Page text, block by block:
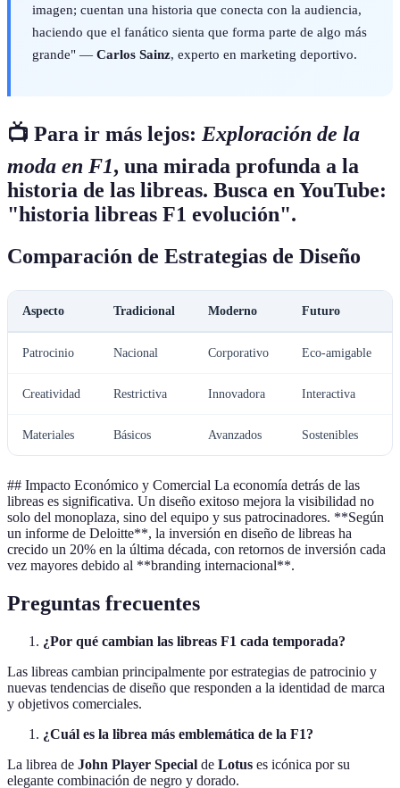
imagen; cuentan una historia que conecta con la audiencia,
haciendo que el fanático sienta que forma parte de algo más
grande" — Carlos Sainz, experto en marketing deportivo.
📺 Para ir más lejos: Exploración de la
moda en F1, una mirada profunda a la
historia de las libreas. Busca en YouTube:
"historia libreas F1 evolución".
Comparación de Estrategias de Diseño
Aspecto Tradicional Moderno Futuro
Patrocinio Nacional Corporativo Eco-amigable
Creatividad Restrictiva Innovadora Interactiva
Materiales Básicos Avanzados Sostenibles
## Impacto Económico y Comercial La economía detrás de las
libreas es significativa. Un diseño exitoso mejora la visibilidad no
solo del monoplaza, sino del equipo y sus patrocinadores. **Según
un informe de Deloitte**, la inversión en diseño de libreas ha
crecido un 20% en la última década, con retornos de inversión cada
vez mayores debido al **branding internacional**.
Preguntas frecuentes
¿Por qué cambian las libreas F1 cada temporada?
Las libreas cambian principalmente por estrategias de patrocinio y
nuevas tendencias de diseño que responden a la identidad de marca
y objetivos comerciales.
¿Cuál es la librea más emblemática de la F1?
La librea de John Player Special de Lotus es icónica por su
elegante combinación de negro y dorado.